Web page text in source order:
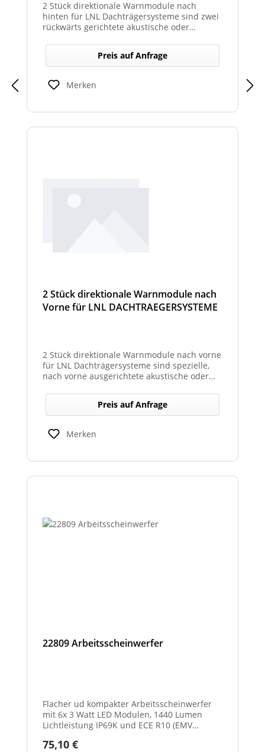
2 Stück direktionale Warnmodule nach
hinten für LNL Dachträgersysteme sind zwei
rückwärts gerichtete akustische oder
Dachträger, die in Richtung Heck gezielte
Warnsignale abgeben. Sie verbessern die
Sicht- und Hörbarkeit von Warnhinweisen
für den rückwärtigen Bereich und erhöhen
so die Sicherheit bei Rangier- oder
Preis auf Anfrage
Merken
2 Stück direktionale Warnmodule nach
Vorne für LNL DACHTRAEGERSYSTEME
2 Stück direktionale Warnmodule nach vorne
für LNL Dachträgersysteme sind spezielle,
nach vorne ausgerichtete akustische oder
montiert werden, um in Fahrtrichtung
gezielte Warnsignale auszugeben. Sie
erhöhen die Sicht- und Hörbarkeit kritischer
Hinweise für Fahrer und Umfeld und sind
kompatibel mit den LNL-Trägersystemen zur
Einsatzfahrten.
Preis auf Anfrage
Merken
22809 Arbeitsscheinwerfer
Flacher ud kompakter Arbeitsscheinwerfer
mit 6x 3 Watt LED Modulen, 1440 Lumen
Lichtleistung IP69K und ECE R10 (EMV
Scheinwerfer auch über eine ECE R23
Regulärer Preis:
75,10 €